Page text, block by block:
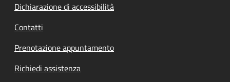
Dichiarazione di accessibilità
Contatti
Prenotazione appuntamento
Richiedi assistenza